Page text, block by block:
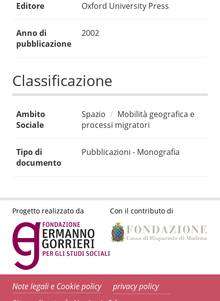
Editore Oxford University Press
Anno di
pubblicazione
2002
Classificazione
Ambito
Sociale
Spazio
Mobilità geografica e
processi migratori
Tipo di
documento
Pubblicazioni - Monografia
Progetto realizzato da Con il contributo di
Note legali e Cookie policy
privacy policy